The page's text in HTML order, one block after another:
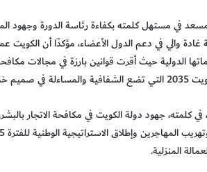
في مستهل كلمته بكفاءة رئاسة الدورة وجهود
غادة والي في دعم الدول الأعضاء، مؤكدًا أن
الدولية حيث أقرت قوانين بارزة في مجالات
الوطنية.
كلمته، جهود دولة الكويت في مكافحة الاتجار
المنزلية.